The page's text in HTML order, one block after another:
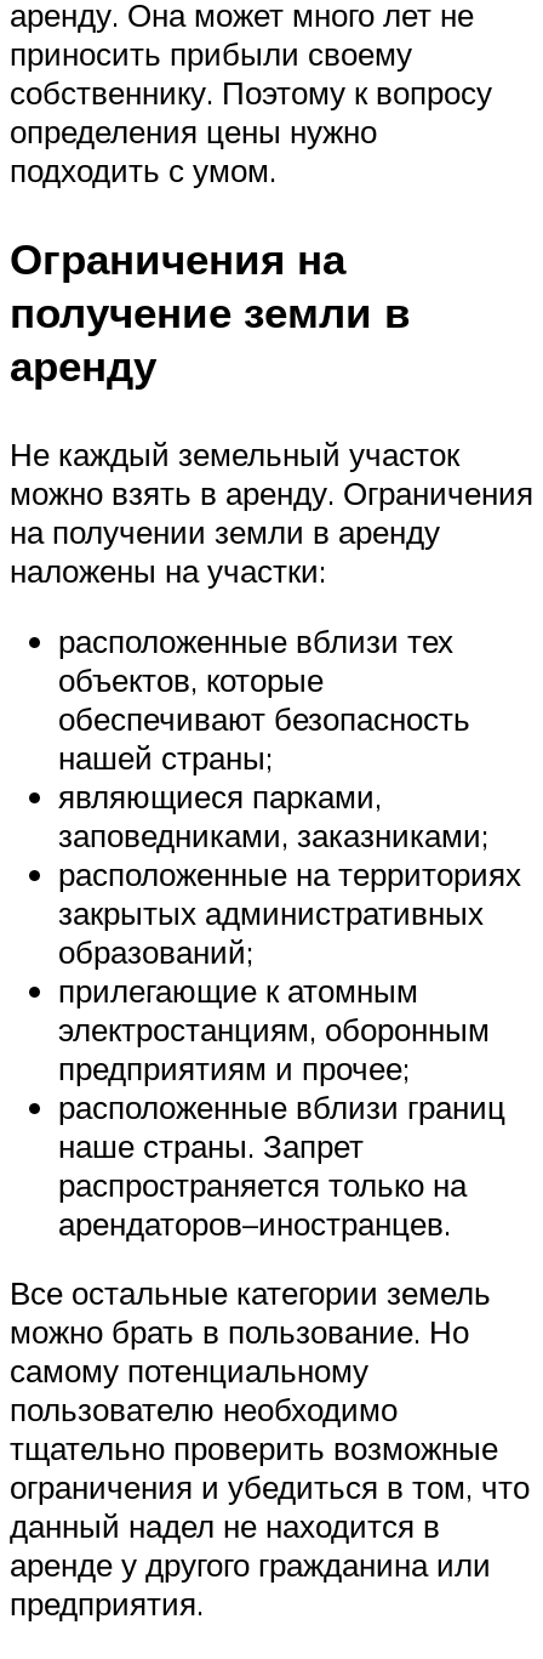
аренду. Она может много лет не
приносить прибыли своему
собственнику. Поэтому к вопросу
определения цены нужно
подходить с умом.
Ограничения на
получение земли в
аренду
Не каждый земельный участок
можно взять в аренду. Ограничения
на получении земли в аренду
наложены на участки:
расположенные вблизи тех
объектов, которые
обеспечивают безопасность
нашей страны;
являющиеся парками,
заповедниками, заказниками;
расположенные на территориях
закрытых административных
образований;
прилегающие к атомным
электростанциям, оборонным
предприятиям и прочее;
расположенные вблизи границ
наше страны. Запрет
распространяется только на
арендаторов–иностранцев.
Все остальные категории земель
можно брать в пользование. Но
самому потенциальному
пользователю необходимо
тщательно проверить возможные
ограничения и убедиться в том, что
данный надел не находится в
аренде у другого гражданина или
предприятия.